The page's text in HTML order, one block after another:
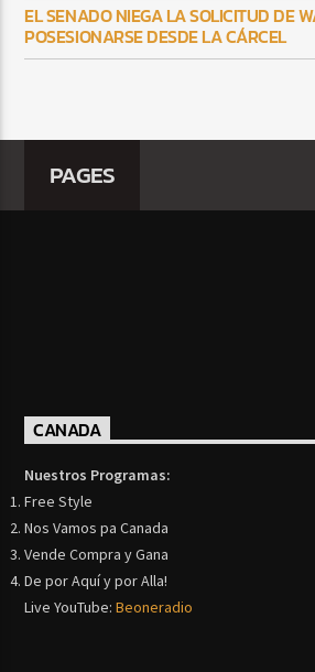
EL SENADO NIEGA LA SOLICITUD DE
POSESIONARSE DESDE LA CÁRCEL
PAGES
CANADA
Nuestros Programas:
Free Style
Nos Vamos pa Canada
Vende Compra y Gana
De por Aquí y por Alla!
Live YouTube:Beoneradio